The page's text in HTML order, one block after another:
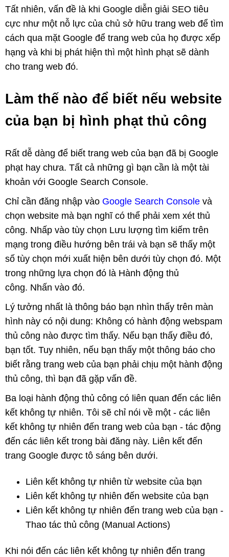
Tất nhiên, vấn đề là khi Google diễn giải SEO tiêu
cực như một nỗ lực của chủ sở hữu trang web để tìm
cách qua mặt Google để trang web của họ được xếp
hạng và khi bị phát hiện thì một hình phạt sẽ dành
cho trang web đó.
Làm thế nào để biết nếu website
của bạn bị hình phạt thủ công
Rất dễ dàng để biết trang web của bạn đã bị Google
phạt hay chưa. Tất cả những gì bạn cần là một tài
khoản với Google Search Console.
Chỉ cần đăng nhập vào Google Search Console và
chọn website mà bạn nghĩ có thể phải xem xét thủ
công. Nhấp vào tùy chọn Lưu lượng tìm kiếm trên
mạng trong điều hướng bên trái và bạn sẽ thấy một
số tùy chọn mới xuất hiện bên dưới tùy chọn đó. Một
trong những lựa chọn đó là Hành động thủ
công. Nhấn vào đó.
Lý tưởng nhất là thông báo bạn nhìn thấy trên màn
hình này có nội dung: Không có hành động webspam
thủ công nào được tìm thấy. Nếu bạn thấy điều đó,
bạn tốt. Tuy nhiên, nếu bạn thấy một thông báo cho
biết rằng trang web của bạn phải chịu một hành động
thủ công, thì bạn đã gặp vấn đề.
Ba loại hành động thủ công có liên quan đến các liên
kết không tự nhiên. Tôi sẽ chỉ nói về một - các liên
kết không tự nhiên đến trang web của bạn - tác động
đến các liên kết trong bài đăng này. Liên kết đến
trang Google được tô sáng bên dưới.
Liên kết không tự nhiên từ website của bạn
Liên kết không tự nhiên đến website của bạn
Liên kết không tự nhiên đến trang web của bạn -
Thao tác thủ công (Manual Actions)
Khi nói đến các liên kết không tự nhiên đến trang